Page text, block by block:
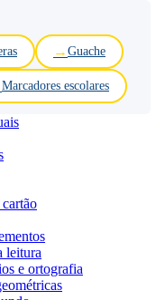
Guache
Marcadores escolares
leitura
e ortografia